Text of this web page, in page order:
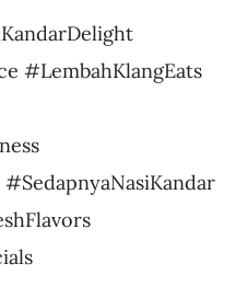
#LembahKlangEats